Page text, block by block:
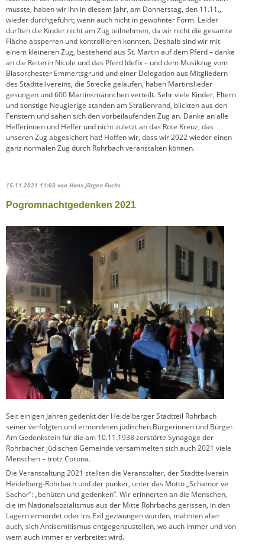
musste, haben wir ihn in diesem Jahr, am Donnerstag, den 11.11.,
wieder durchgeführt; wenn auch nicht in gewohnter Form. Leider
durften die Kinder nicht am Zug teilnehmen, da wir nicht die gesamte
Fläche absperren und kontrollieren konnten. Deshalb sind wir mit
einem kleineren Zug, bestehend aus St. Martin auf dem Pferd – danke
an die Reiterin Nicole und das Pferd Idefix – und dem Musikzug vom
Blasorchester Emmertsgrund und einer Delegation aus Mitgliedern
des Stadtteilvereins, die Strecke gelaufen, haben Martinslieder
gesungen und 600 Martinsmännchen verteilt. Sehr viele Kinder, Eltern
und sonstige Neugierige standen am Straßenrand, blickten aus den
Fenstern und sahen sich den vorbeilaufenden Zug an. Danke an alle
Helferinnen und Helfer und nicht zuletzt an das Rote Kreuz, das
unseren Zug abgesichert hat! Hoffen wir, dass wir 2022 wieder einen
ganz normalen Zug durch Rohrbach veranstalten können.
15.11.2021 11:03 von Hans-Jürgen Fuchs
Pogromnachtgedenken 2021
Seit einigen Jahren gedenkt der Heidelberger Stadtteil Rohrbach
seiner verfolgten und ermordeten jüdischen Bürgerinnen und Bürger.
Am Gedenkstein für die am 10.11.1938 zerstörte Synagoge der
Rohrbacher jüdischen Gemeinde versammelten sich auch 2021 viele
Menschen – trotz Corona.
Die Veranstaltung 2021 stellten die Veranstalter, der Stadtteilverein
Heidelberg-Rohrbach und der punker, unter das Motto „Schamor ve
Sachor”: „behüten und gedenken”. Wir erinnerten an die Menschen,
die im Nationalsozialismus aus der Mitte Rohrbachs gerissen, in den
Lagern ermordet oder ins Exil gezwungen wurden, mahnten aber
auch, sich Antisemitismus entgegenzustellen, wo auch immer und von
wem auch immer er verbreitet wird.